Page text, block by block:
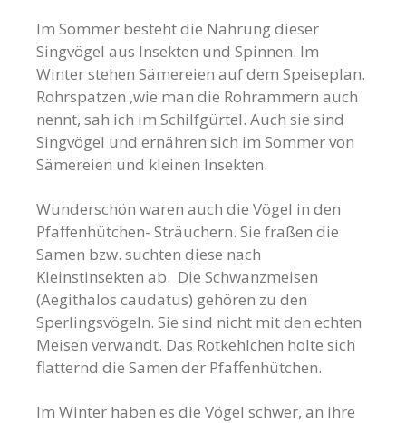
Im Sommer besteht die Nahrung dieser
Singvögel aus Insekten und Spinnen. Im
Winter stehen Sämereien auf dem Speiseplan.
Rohrspatzen ,wie man die Rohrammern auch
nennt, sah ich im Schilfgürtel. Auch sie sind
Singvögel und ernähren sich im Sommer von
Sämereien und kleinen Insekten.
Wunderschön waren auch die Vögel in den
Pfaffenhütchen- Sträuchern. Sie fraßen die
Samen bzw. suchten diese nach
Kleinstinsekten ab. Die Schwanzmeisen
(Aegithalos caudatus) gehören zu den
Sperlingsvögeln. Sie sind nicht mit den echten
Meisen verwandt. Das Rotkehlchen holte sich
flatternd die Samen der Pfaffenhütchen.
Im Winter haben es die Vögel schwer, an ihre